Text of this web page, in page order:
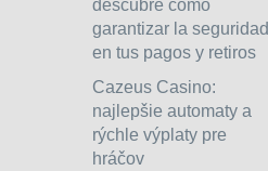
descubre cómo
garantizar la seguridad
en tus pagos y retiros
Cazeus Casino:
najlepšie automaty a
rýchle výplaty pre
hráčov